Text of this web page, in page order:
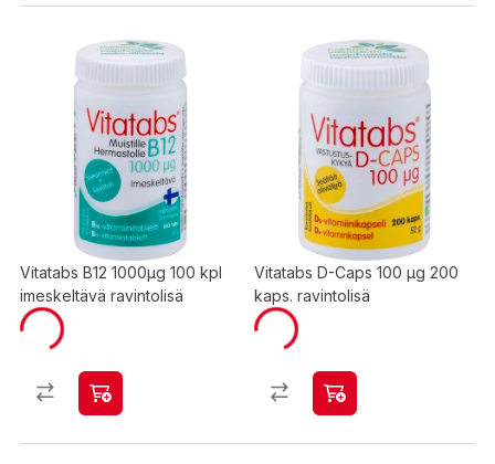
Vitatabs B12 1000µg 100 kpl
imeskeltävä ravintolisä
Vitatabs D-Caps 100 µg 200
kaps. ravintolisä